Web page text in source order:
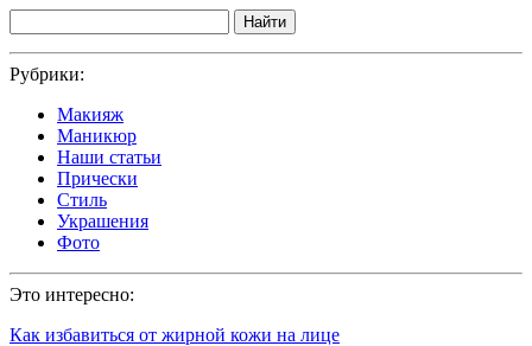
Найти
Рубрики:
Макияж
Маникюр
Наши статьи
Прически
Стиль
Украшения
Фото
Это интересно:
Как избавиться от жирной кожи на лице